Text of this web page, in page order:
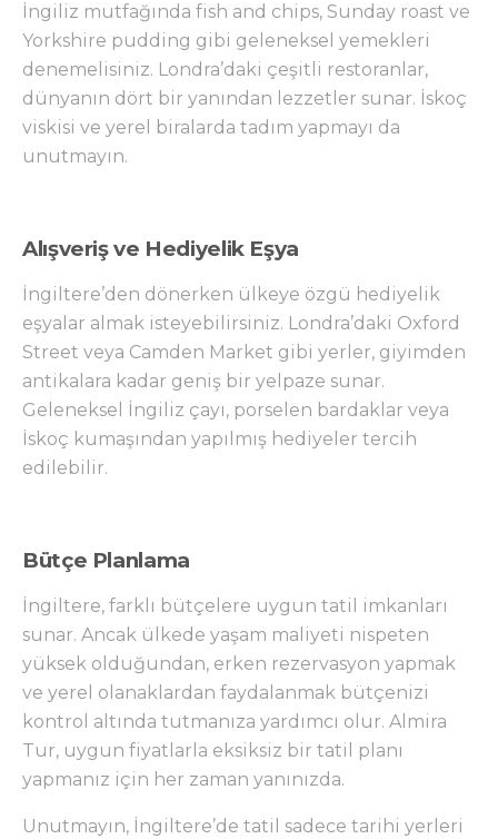
İngiliz mutfağında fish and chips, Sunday roast ve
Yorkshire pudding gibi geleneksel yemekleri
denemelisiniz. Londra’daki çeşitli restoranlar,
dünyanın dört bir yanından lezzetler sunar. İskoç
viskisi ve yerel biralarda tadım yapmayı da
unutmayın.
Alışveriş ve Hediyelik Eşya
İngiltere’den dönerken ülkeye özgü hediyelik
eşyalar almak isteyebilirsiniz. Londra’daki Oxford
Street veya Camden Market gibi yerler, giyimden
antikalara kadar geniş bir yelpaze sunar.
Geleneksel İngiliz çayı, porselen bardaklar veya
İskoç kumaşından yapılmış hediyeler tercih
edilebilir.
Bütçe Planlama
İngiltere, farklı bütçelere uygun tatil imkanları
sunar. Ancak ülkede yaşam maliyeti nispeten
yüksek olduğundan, erken rezervasyon yapmak
ve yerel olanaklardan faydalanmak bütçenizi
kontrol altında tutmanıza yardımcı olur. Almira
Tur, uygun fiyatlarla eksiksiz bir tatil planı
yapmanız için her zaman yanınızda.
Unutmayın, İngiltere’de tatil sadece tarihi yerleri